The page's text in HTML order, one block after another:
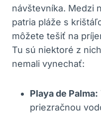
návštevníka. Medzi
patria pláže s
môžete tešiť na
Tu sú niektoré z
nemali vynechať:
Playa de Palma:
priezračnou